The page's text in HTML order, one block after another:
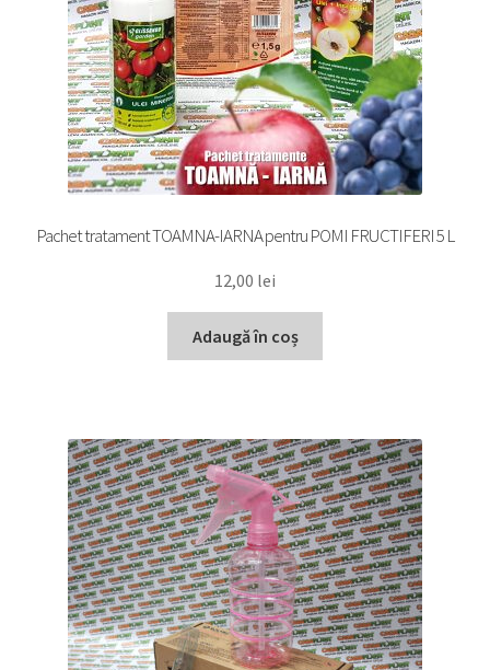
Pachet tratament TOAMNA-IARNA pentru POMI FRUCTIFERI 5 L
12,00 lei
Adaugă în coș